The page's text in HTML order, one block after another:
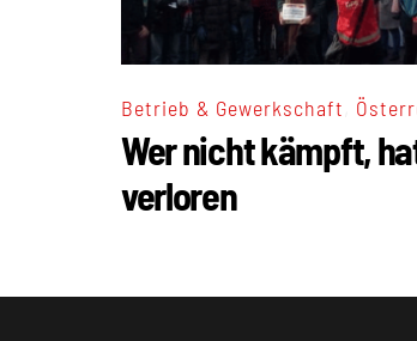
Betrieb & Gewerkschaft
Wer nicht kämpft,
verloren